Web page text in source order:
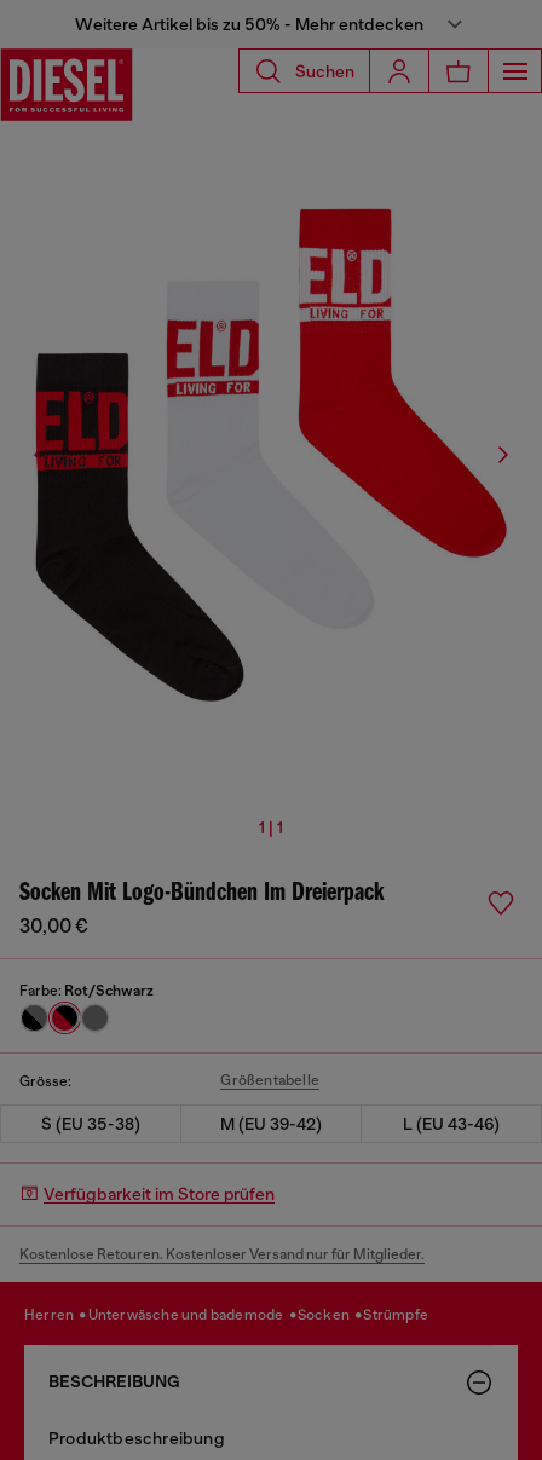
Weitere Artikel bis zu 50% - Mehr entdecken
Suchen
1 | 1
Socken Mit Logo-Bündchen Im Dreierpack
30,00 €
Farbe: Rot/Schwarz
Grösse: Größentabelle
S (EU 35-38) M (EU 39-42) L (EU 43-46)
Verfügbarkeit im Store prüfen
Kostenlose Retouren. Kostenloser Versand nur für Mitglieder.
herren unterwäsche und bademode socken strümpfe
BESCHREIBUNG
Produktbeschreibung